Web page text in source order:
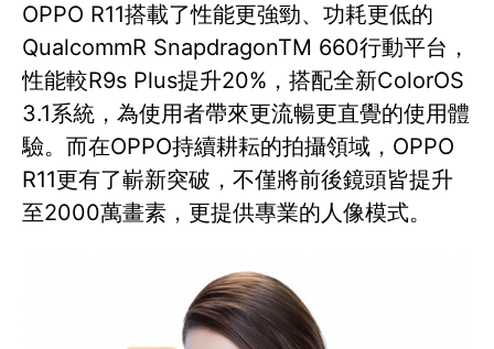
OPPO R11搭載了性能更強勁、功耗更低的
QualcommR SnapdragonTM 660行動平台，
性能較R9s Plus提升20%，搭配全新ColorOS
3.1系統，為使用者帶來更流暢更直覺的使用體
驗。而在OPPO持續耕耘的拍攝領域，OPPO
R11更有了嶄新突破，不僅將前後鏡頭皆提升
至2000萬畫素，更提供專業的人像模式。